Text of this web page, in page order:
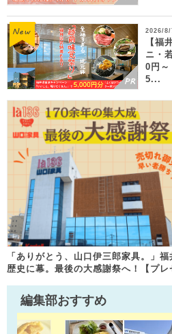
2026/8/
【福
ニ・
0円～
5...
「ありがとう、山口伊三郎家具。」
歴史に幕。最後の大感謝祭へ！【プレ
編集部おすすめ